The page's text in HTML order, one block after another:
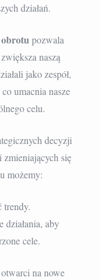
działań.
pozwala
naszą
jako zespół,
umacnia nasze
celu.
decyzji
zmieniających się
możemy:
trendy.
działania, aby
cele.
na nowe